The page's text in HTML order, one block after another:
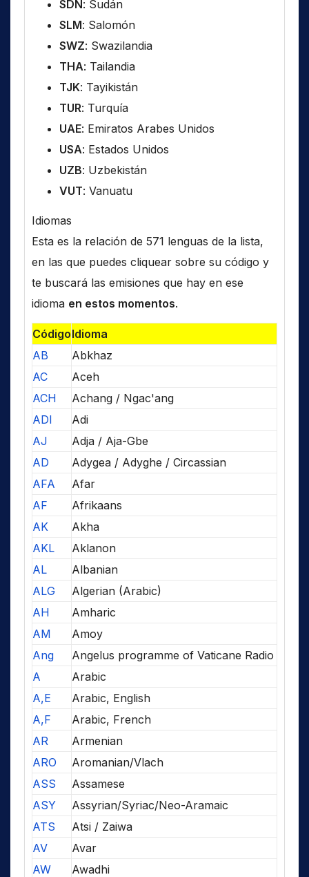
SDN: Sudán
SLM: Salomón
SWZ: Swazilandia
THA: Tailandia
TJK: Tayikistán
TUR: Turquía
UAE: Emiratos Arabes Unidos
USA: Estados Unidos
UZB: Uzbekistán
VUT: Vanuatu
Idiomas
Esta es la relación de 571 lenguas de la lista,
en las que puedes cliquear sobre su código y
te buscará las emisiones que hay en ese
idioma en estos momentos.
CódigoIdioma
AB
Abkhaz
AC
Aceh
ACH
Achang / Ngac'ang
ADI
Adi
AJ
Adja / Aja-Gbe
AD
Adygea / Adyghe / Circassian
AFA
Afar
AF
Afrikaans
AK
Akha
AKL
Aklanon
AL
Albanian
ALG
Algerian (Arabic)
AH
Amharic
AM
Amoy
Ang
Angelus programme of Vaticane Radio
A
Arabic
A,E
Arabic, English
A,F
Arabic, French
AR
Armenian
ARO
Aromanian/Vlach
ASS
Assamese
ASY
Assyrian/Syriac/Neo-Aramaic
ATS
Atsi / Zaiwa
AV
Avar
AW
Awadhi